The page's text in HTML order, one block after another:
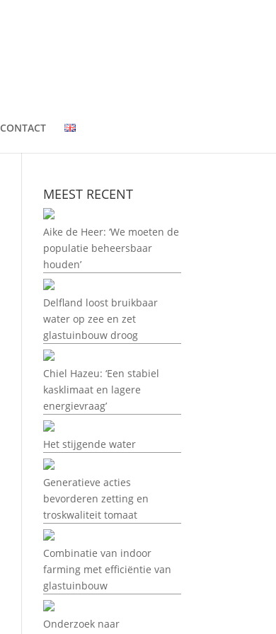
CONTACT
MEEST RECENT
Aike de Heer: ‘We moeten de
populatie beheersbaar
houden’
Delfland loost bruikbaar
water op zee en zet
glastuinbouw droog
Chiel Hazeu: ‘Een stabiel
kasklimaat en lagere
energievraag’
Het stijgende water
Generatieve acties
bevorderen zetting en
troskwaliteit tomaat
Combinatie van indoor
farming met efficiëntie van
glastuinbouw
Onderzoek naar